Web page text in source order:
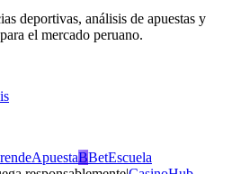
deportivas, análisis de apuestas y
el mercado peruano.
BBetEscuela